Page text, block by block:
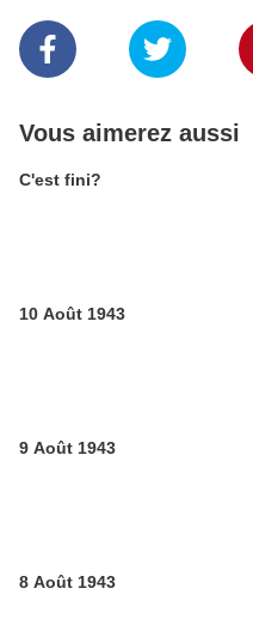
Vous aimerez aussi
C'est fini?
10 Août 1943
9 Août 1943
8 Août 1943